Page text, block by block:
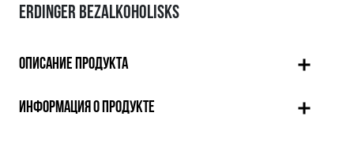
ERDINGER BEZALKOHOLISKS
ОПИСАНИЕ ПРОДУКТА
ИНФОРМАЦИЯ О ПРОДУКТЕ